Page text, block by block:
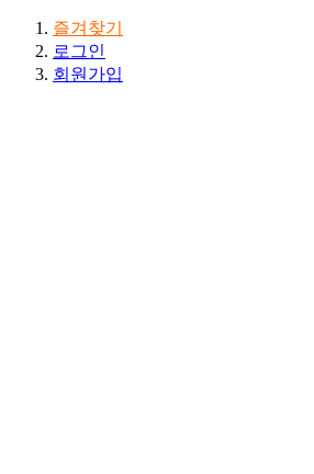
즐겨찾기
로그인
회원가입